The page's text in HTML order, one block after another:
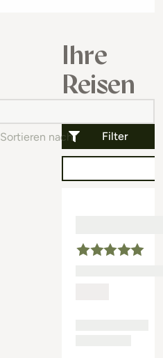
Ihre
Reisen
Filter
Sortieren nach Beliebtheit